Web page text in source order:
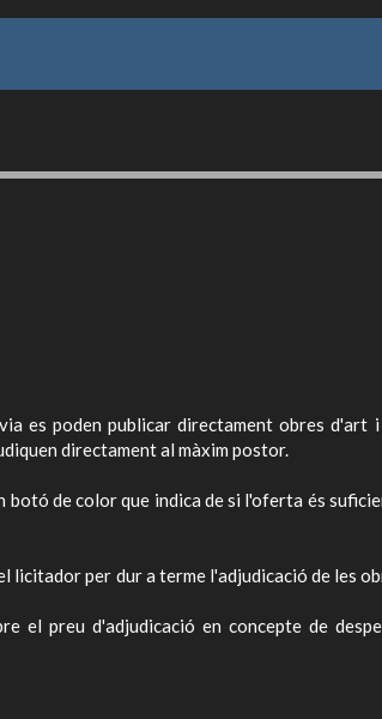
es poden publicar directament obres
directament al màxim postor.
de color que indica de si l'oferta és
licitador per dur a terme l'adjudicació de les
preu d'adjudicació en concepte de